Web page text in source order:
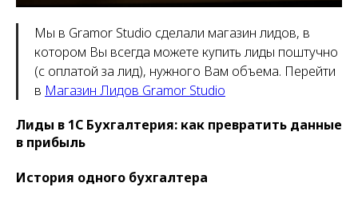
Мы в Gramor Studio сделали магазин лидов, в
котором Вы всегда можете купить лиды поштучно
(с оплатой за лид), нужного Вам объема. Перейти
в Магазин Лидов Gramor Studio
Лиды в 1С Бухгалтерия: как превратить данные
в прибыль
История одного бухгалтера